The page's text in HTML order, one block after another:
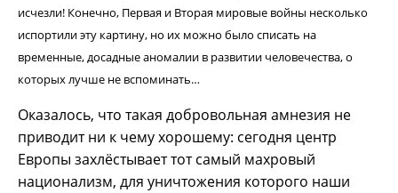
исчезли! Конечно, Первая и Вторая мировые войны несколько
испортили эту картину, но их можно было списать на
временные, досадные аномалии в развитии человечества, о
которых лучше не вспоминать…
Оказалось, что такая добровольная амнезия не
приводит ни к чему хорошему: сегодня центр
Европы захлёстывает тот самый махровый
национализм, для уничтожения которого наши